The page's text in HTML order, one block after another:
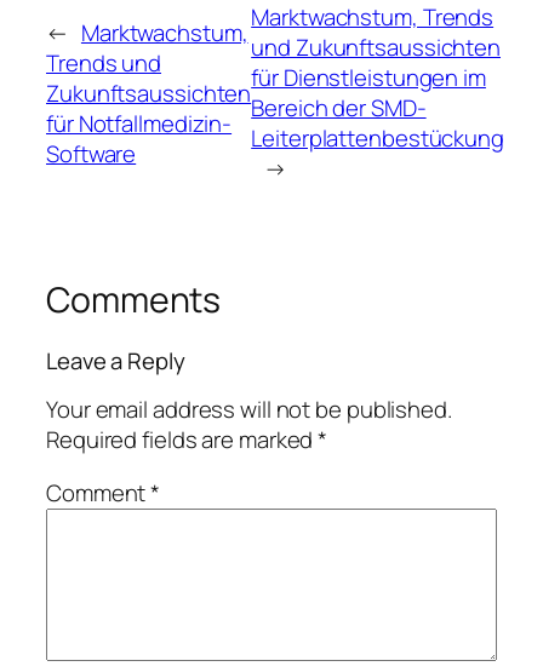
← Marktwachstum,
Trends und
Zukunftsaussichten
für Notfallmedizin-
Software
Marktwachstum, Trends
und Zukunftsaussichten
für Dienstleistungen im
Bereich der SMD-
Leiterplattenbestückung
→
Comments
Leave a Reply
Your email address will not be published.
Required fields are marked*
Comment*